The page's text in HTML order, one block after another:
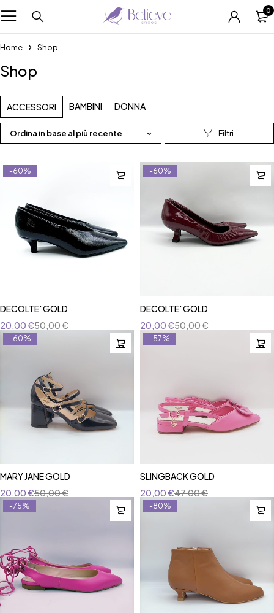
0
Home Shop
Shop
Ordina in base al più recente
ACCESSORI BAMBINI DONNA
-60%
DECOLTE' GOLD
50,00€
20,00€
-60%
DECOLTE' GOLD
50,00€
20,00€
-60%
MARY JANE GOLD
50,00€
20,00€
-57%
SLINGBACK GOLD
47,00€
20,00€
-75% -80%